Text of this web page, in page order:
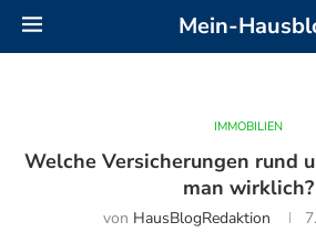
Mein-
IMMOBILIEN
Welche Versicherungen rund
man wirklich?
von HausBlogRedaktion